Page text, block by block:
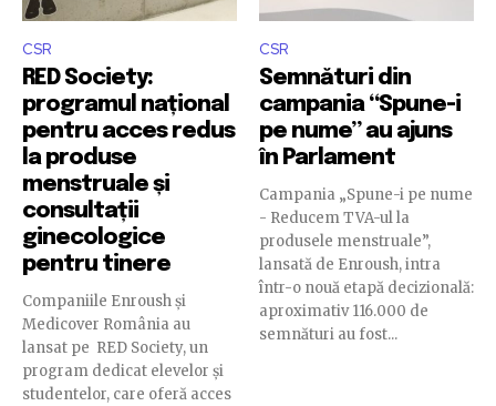
CSR
RED Society:
programul național
pentru acces redus
la produse
menstruale și
consultații
ginecologice
pentru tinere
Companiile Enroush și
Medicover România au
lansat pe RED Society, un
program dedicat elevelor și
studentelor, care oferă acces
CSR
Semnături din
campania “Spune-i
pe nume” au ajuns
în Parlament
Campania „Spune-i pe nume
- Reducem TVA-ul la
produsele menstruale”,
lansată de Enroush, intra
într-o nouă etapă decizională:
aproximativ 116.000 de
semnături au fost...